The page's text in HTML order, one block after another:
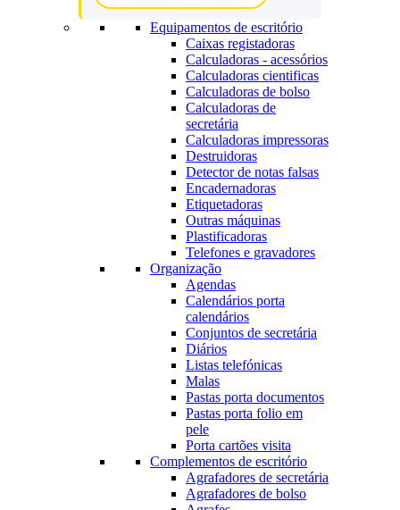
Equipamentos de escritório
Caixas registadoras
Calculadoras - acessórios
Calculadoras cientificas
Calculadoras de bolso
Calculadoras de
secretária
Calculadoras impressoras
Destruidoras
Detector de notas falsas
Encadernadoras
Etiquetadoras
Outras máquinas
Plastificadoras
Telefones e gravadores
Organização
Agendas
Calendários porta
calendários
Conjuntos de secretária
Diários
Listas telefónicas
Malas
Pastas porta documentos
Pastas porta folio em
pele
Porta cartões visita
Complementos de escritório
Agrafadores de secretária
Agrafadores de bolso